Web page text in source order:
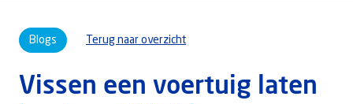
Actief
Ontdek
Blogs Terug naar overzicht
Vissen een voertuig laten